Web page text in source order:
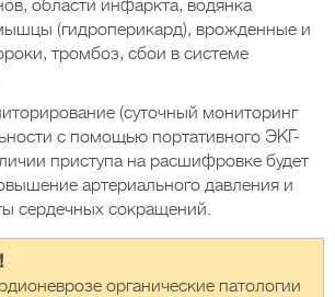
области инфаркта, водянка
(гидроперикард), врожденные и
тромбоз, сбои в системе
(суточный мониторинг
с помощью портативного ЭКГ-
приступа на расшифровке будет
артериального давления и
сердечных сокращений.
органические патологии